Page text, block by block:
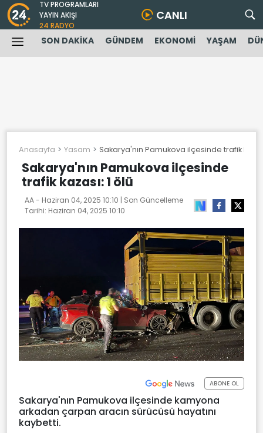
TV PROGRAMLARI
YAYIN AKIŞI
24 RADYO
CANLI
SON DAKİKA GÜNDEM EKONOMİ YAŞAM
Anasayfa Yasam Sakarya'nın Pamukova ilçesinde trafik
Sakarya'nın Pamukova ilçesinde
trafik kazası: 1 ölü
AA - Haziran 04, 2025 10:10 | Son Güncelleme
Tarihi: Haziran 04, 2025 10:10
ABONE OL
Sakarya'nın Pamukova ilçesinde kamyona
arkadan çarpan aracın sürücüsü hayatını
kaybetti.